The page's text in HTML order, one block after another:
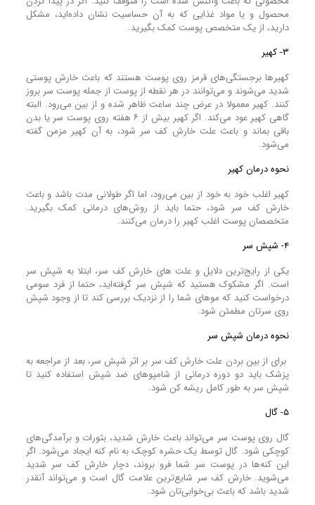
محصول و یا مواد غذایی که به آن حساسیت نشان داده‌اید، مشکل
دارید، از یک متخصص پوست کمک بگیرید.
۳- کهیر
کهیر‌ها برجستگی‌های قرمز روی پوست هستند که باعث خارش پوستی
شدید می‌شوند و می‌توانند در هر نقطه از پوست از جمله پوست سر بروز
کنند. کهیر معمولا در عرض چند ساعت ظاهر شده و از بین می‌رود. البته
گاهی کهیر عود می‌کند. اگر کهیر بیش از ۶ هفته روی پوست سر یا بدن
باقی بماند و باعث علت خارش کف سر شود، به آن کهیر مزمن گفته
می‌شود.
نحوه درمان کهیر
کهیر اغلب خود به خود از بین می‌رود، اما اگر طولانی مدت باشد و باعث
خارش کف سر شود، حتما باید از روش‌های درمانی کمک بگیرید.
متخصصان پوست اغلب کهیر را درمان می‌کنند.
۴- شپش سر
یکی از رایج‌ترین دلایل و علت های خارش کف سر، ابتلا به شپش سر
است. اگر مشکوک هستید که شپش سر گرفته‌اید، حتما از فرد سومی
درخواست کنید که مو‌های شما را از نزدیک بررسی کند تا از وجود شپش
روی سرتان مطمئن شود.
نحوه درمان شپش سر
برای از بین بردن علت خارش کف سر بر اثر شپش سر، بعد از مراجعه به
پزشک باید دو دوره درمانی از شامپو‌های ضد شپش استفاده کنید تا
شپش سر به طور کامل ریشه کن شود.
۵- گال
گال روی پوست سر می‌تواند باعث خارش شدید، بثورات و برآمدگی‌های
کوچکی شود. گال توسط یک حشره کوچک به نام کنه ایجاد می‌شود. اگر
این کنه‌ها در پوست سر شما فرو بروند، دچار خارش کف سر شدید
می‌شوید. خارش کف سر شایع‌ترین علامت گال است و می‌تواند آنقدر
شدید باشد که باعث بی‌خوابی‌تان شود.